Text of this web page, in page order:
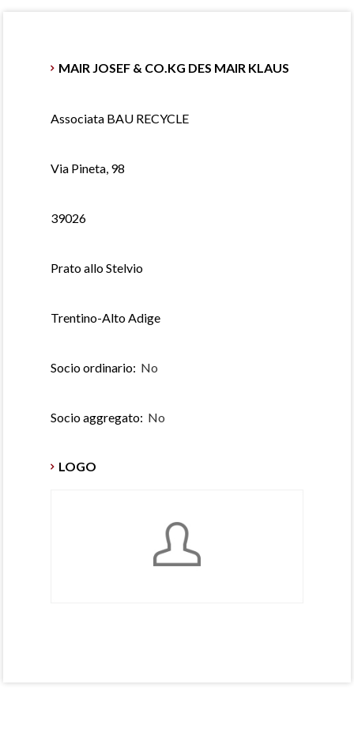
MAIR JOSEF & CO.KG DES MAIR KLAUS
Associata BAU RECYCLE
Via Pineta, 98
39026
Prato allo Stelvio
Trentino-Alto Adige
Socio ordinario: No
Socio aggregato: No
LOGO